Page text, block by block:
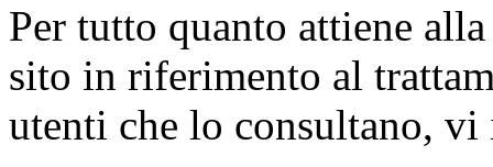
Per tutto quanto attiene
sito in riferimento al
utenti che lo consultano,